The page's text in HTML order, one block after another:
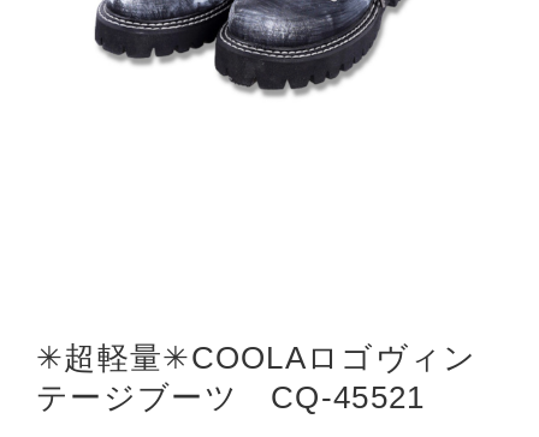
✳︎超軽量✳︎COOLAロゴヴィン
テージブーツ CQ-45521